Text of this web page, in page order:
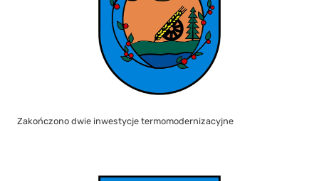
Zakończono dwie inwestycje termomodernizacyjne